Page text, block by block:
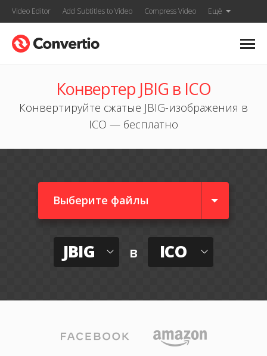
Video Editor Add Subtitles to Video Compress Video Ещё
Конвертер JBIG в ICO
Конвертируйте сжатые JBIG-изображения в
ICO — бесплатно
Выберите файлы
JBIG в ICO